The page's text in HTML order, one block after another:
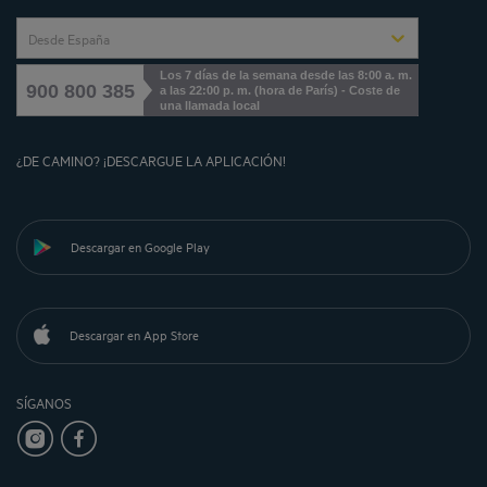
Desde España
900 800 385
Los 7 días de la semana desde las 8:00 a. m.
a las 22:00 p. m. (hora de París) - Coste de
una llamada local
¿DE CAMINO? ¡DESCARGUE LA APLICACIÓN!
Descargar en Google Play
Descargar en App Store
SÍGANOS